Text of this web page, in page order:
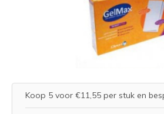
Koop 5 voor €11,55 per stuk en